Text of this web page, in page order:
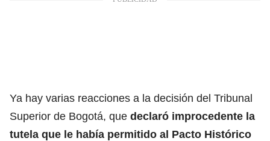
Ya hay varias reacciones a la decisión del Tribunal
Superior de Bogotá, que declaró improcedente la
tutela que le había permitido al Pacto Histórico